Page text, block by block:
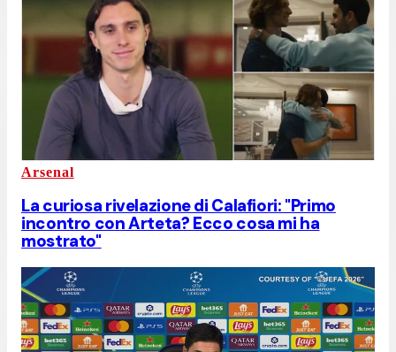
Arsenal
La curiosa rivelazione di Calafiori: "Primo
incontro con Arteta? Ecco cosa mi ha
mostrato"